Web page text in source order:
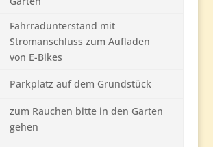
Fahrradunterstand mit
Stromanschluss zum Aufladen
von E-Bikes
Parkplatz auf dem Grundstück
zum Rauchen bitte in den Garten
gehen